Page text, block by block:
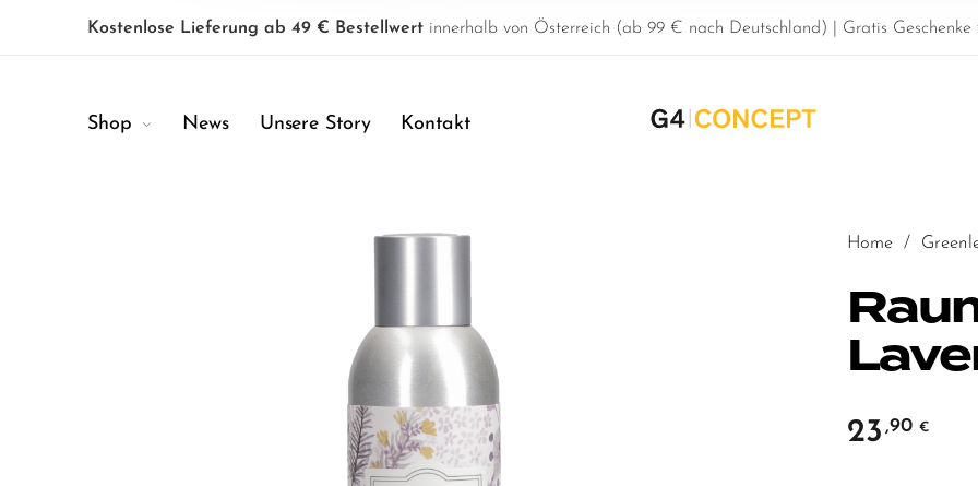
Kostenlose Lieferung ab 49 € Bestellwert innerhalb von Österreich (ab 99 € nach Deutschland) | Gratis Geschenke
Shop News Unsere Story Kontakt
Home /
23 ,90 €